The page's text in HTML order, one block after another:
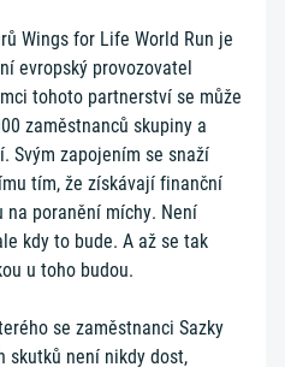
Wings for Life World Run je
evropský provozovatel
tohoto partnerství se může
zaměstnanců skupiny a
Svým zapojením se snaží
tím, že získávají finanční
na poranění míchy. Není
kdy to bude. A až se tak
u toho budou.
se zaměstnanci Sazky
skutků není nikdy dost,